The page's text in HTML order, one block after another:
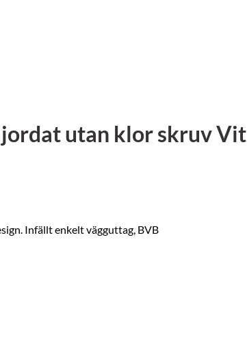
utan klor skruv Vit
Infällt enkelt vägguttag, BVB